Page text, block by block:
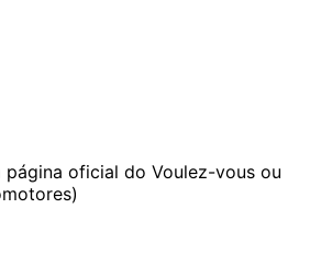
página oficial do Voulez-vous ou